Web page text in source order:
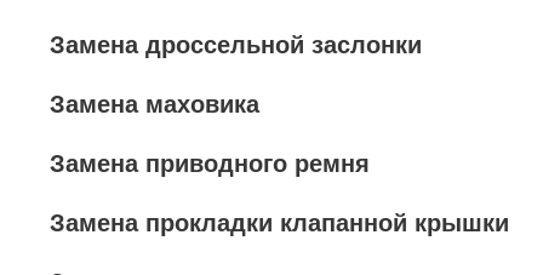
Замена дроссельной заслонки
Замена маховика
Замена приводного ремня
Замена прокладки клапанной крышки